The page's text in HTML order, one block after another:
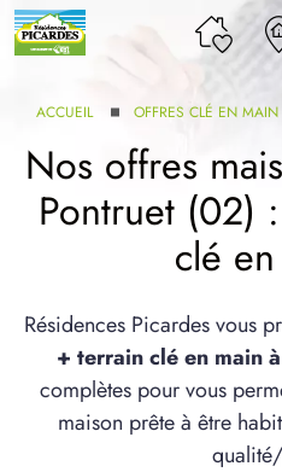
GAMME
SERVICE BDL EXTENSION
ACCUEIL OFFRES CLÉ EN MAIN
Nos offres
Pontruet (02)
clé
Résidences Picardes vous
+ terrain clé en main
complètes pour vous
maison prête à être